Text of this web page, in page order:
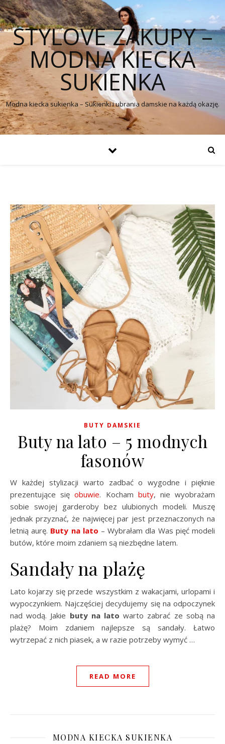
STYLOVE ZAKUPY –
MODNA KIECKA
SUKIENKA
Modna kiecka sukienka – Sukienki i ubrania damskie na każdą okazję.
BUTY DAMSKIE
Buty na lato – 5 modnych
fasonów
W każdej stylizacji warto zadbać o wygodne i pięknie
prezentujące sięobuwie. Kocham buty, nie wyobrażam
sobie swojej garderoby bez ulubionych modeli. Muszę
jednak przyznać, że najwięcej par jest przeznaczonych na
letnią aurę. Buty na lato – Wybrałam dla Was pięć modeli
butów, które moim zdaniem są niezbędne latem.
Sandały na plażę
Lato kojarzy się przede wszystkim z wakacjami, urlopami i
wypoczynkiem. Najczęściej decydujemy się na odpoczynek
nad wodą. Jakie buty na lato warto zabrać ze sobą na
plażę? Moim zdaniem najlepsze są sandały. Łatwo
wytrzepać z nich piasek, a w razie potrzeby wymyć …
READ MORE
MODNA KIECKA SUKIENKA